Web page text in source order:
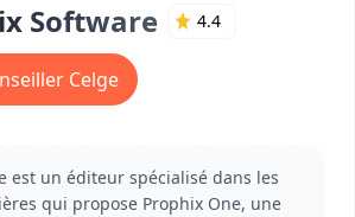
Software 4.4
Celge
est un éditeur spécialisé dans les
qui propose Prophix One, une